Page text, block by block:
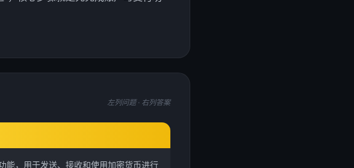
左列问题 · 右列答案
能，用于发送、接收和使用加密货币进行